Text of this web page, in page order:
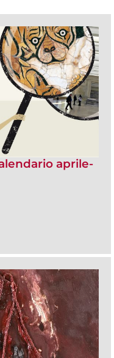
aprile-